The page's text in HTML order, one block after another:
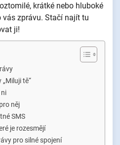
krátké nebo hluboké
vás zprávu. Stačí najít tu
ji!
tě“
něj
SMS
je rozesmějí
pro silné spojení